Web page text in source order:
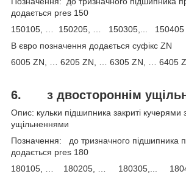
додається pres 150
150105, … 150205, … 150305,... 150405
В євро позначення додається суфікс ZN
6005 ZN, … 6205 ZN, … 6305 ZN, … 6405
6. з двостороннім
Опис: кульки підшипника закриті кучерями
ущільненнями
Позначення: до тризначного підшипника
додається pres 180
180105, … 180205, … 180305,...